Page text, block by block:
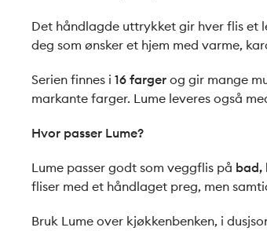
Det håndlagde uttrykket gir hver flis et
deg som ønsker et hjem med varme,
Serien finnes i 16 farger og gir mange
markante farger. Lume leveres også
Hvor passer Lume?
Lume passer godt som veggflis på bad,
fliser med et håndlaget preg, men
Bruk Lume over kjøkkenbenken, i